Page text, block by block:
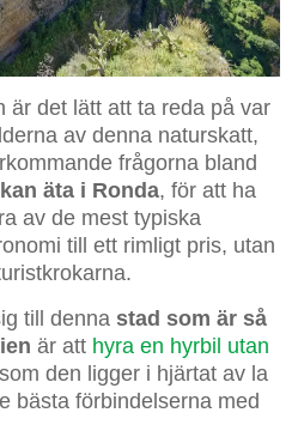
är det lätt att ta reda på var
av denna naturskatt,
frågorna bland
äta i Ronda, för att ha
av de mest typiska
till ett rimligt pris, utan
till denna stad som är så
är att hyra en hyrbil utan
den ligger i hjärtat av la
bästa förbindelserna med